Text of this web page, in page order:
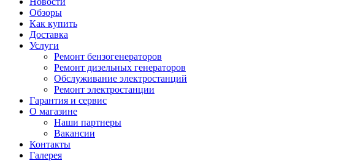
Обзоры
Как купить
Доставка
Услуги
Ремонт бензогенераторов
Ремонт дизельных генераторов
Обслуживание электростанций
Ремонт электростанции
Гарантия и сервис
О магазине
Наши партнеры
Вакансии
Контакты
Галерея